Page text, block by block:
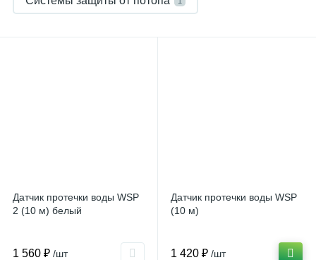
Датчик протечки воды WSP
2 (10 м) белый
1 560 ₽ /шт
Датчик протечки воды WSP
(10 м)
1 420 ₽ /шт